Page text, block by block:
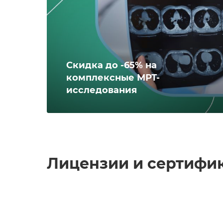
Скидка до -65% на
комплексные МРТ-
исследования
Лицензии и